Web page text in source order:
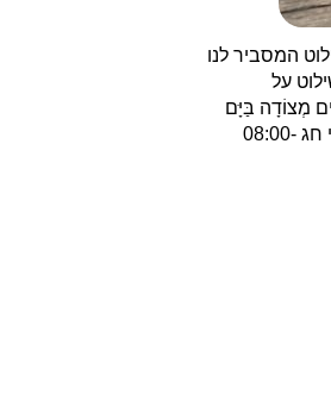
המסביר לנו
על
מְצוֹדָה בַּיָּם
כִּי דַיָּגִים הֵם׃ וַיֹּאמֶר אֲלֵיהֶם לְכוּ אַחֲרָי וַאֲשִׂימְכֶם לְדַיְּגֵי אֲנָשִׁים". הכניסה למבואה היא ללא תשלום בשעות פעילות: ימי א' עד ה' ושבת 08:00-16:00. ימי שבת וערבי חג 08:00-